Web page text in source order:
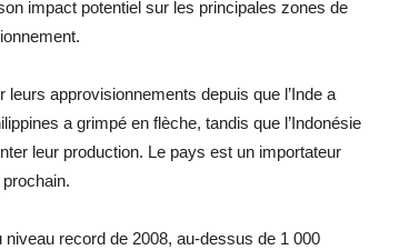
impact potentiel sur les principales zones de
approvisionnements depuis que l’Inde a
a grimpé en flèche, tandis que l’Indonésie
leur production. Le pays est un importateur
record de 2008, au-dessus de 1 000